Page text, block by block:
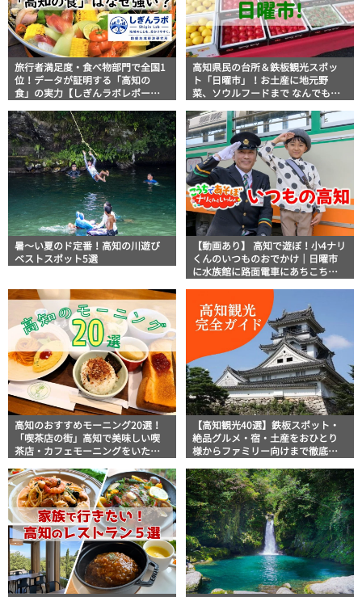
旅行者満足度・食べ物部門で全国1
位！データが証明する「高知の
食」の実力【しぎんラボレポー
高知県民の台所＆鉄板観光スポッ
ト「日曜市」！お土産に地元野
菜、ソウルフードまで なんでもそ
説！
暑～い夏のド定番！高知の川遊び
ベストスポット5選
【動画あり】 高知で遊ぼ！小4ナリ
くんのいつものおでかけ｜日曜市
に水族館に路面電車にあちこち巡
高知のおすすめモーニング20選！
「喫茶店の街」高知で美味しい喫
茶店・カフェモーニングをいただ
【高知観光40選】鉄板スポット・
絶品グルメ・宿・土産をおひとり
様からファミリー向けまで徹底解